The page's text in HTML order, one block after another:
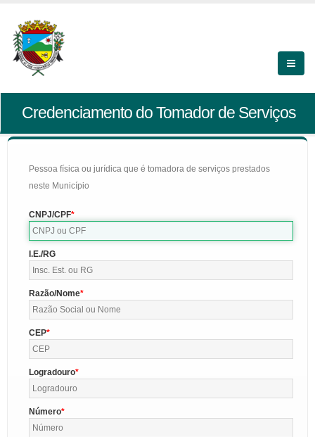
Credenciamento do Tomador de Serviços
Pessoa física ou jurídica que é tomadora de serviços prestados
neste Município
CNPJ/CPF
I.E./RG
Razão/Nome
CEP
Logradouro
Número